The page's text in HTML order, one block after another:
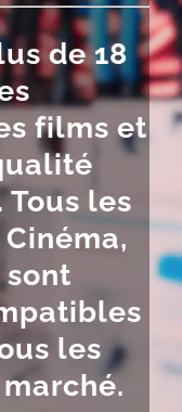
de 18
films et
les
sont
les